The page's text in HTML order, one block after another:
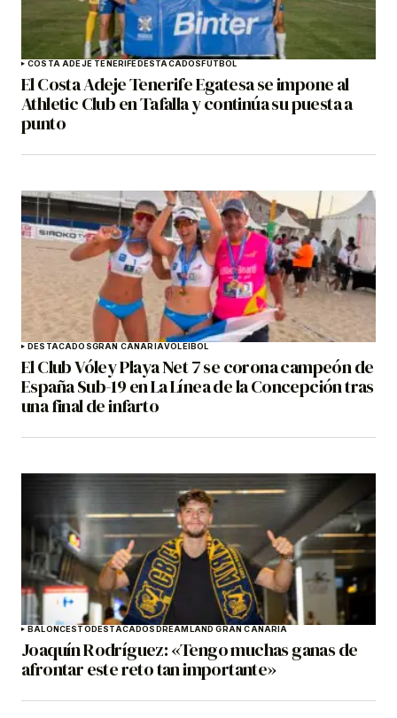
COSTA ADEJE TENERIFEDESTACADOSFÚTBOL
El Costa Adeje Tenerife Egatesa se impone al
Athletic Club en Tafalla y continúa su puesta a
punto
DESTACADOSGRAN CANARIAVOLEIBOL
El Club Vóley Playa Net 7 se corona campeón de
España Sub-19 en La Línea de la Concepción tras
una final de infarto
BALONCESTODESTACADOSDREAMLAND GRAN CANARIA
Joaquín Rodríguez: «Tengo muchas ganas de
afrontar este reto tan importante»